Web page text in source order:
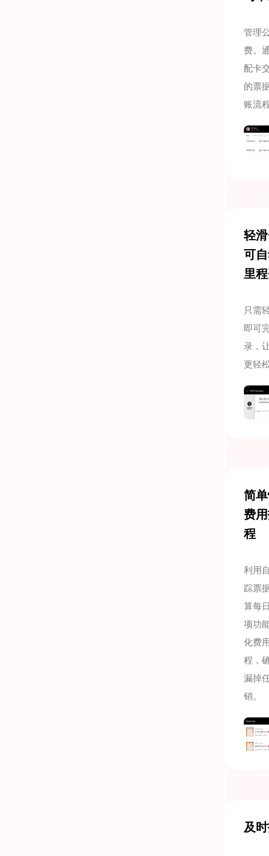
管理
费。
配卡
的票
账流
轻
可
里
只需
即可
录，
更轻
简
费
程
利用
踪票
算每
项功
化费
程，
漏掉
销。
及